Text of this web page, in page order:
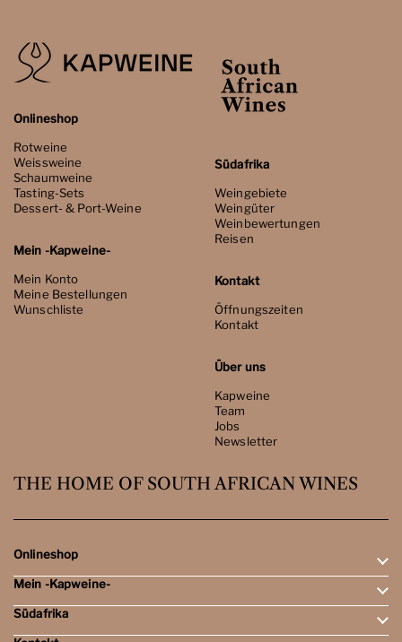
Onlineshop
Rotweine
Weissweine
Schaumweine
Tasting-Sets
Dessert- & Port-Weine
Mein -Kapweine-
Mein Konto
Meine Bestellungen
Wunschliste
Südafrika
Weingebiete
Weingüter
Weinbewertungen
Reisen
Kontakt
Öffnungszeiten
Kontakt
Über uns
Kapweine
Team
Jobs
Newsletter
THE HOME OF SOUTH AFRICAN WINES
Onlineshop
Rotweine
Weissweine
Schaumweine
Tasting-Sets
Mein -Kapweine-
Mein Konto
Meine Bestellungen
Südafrika